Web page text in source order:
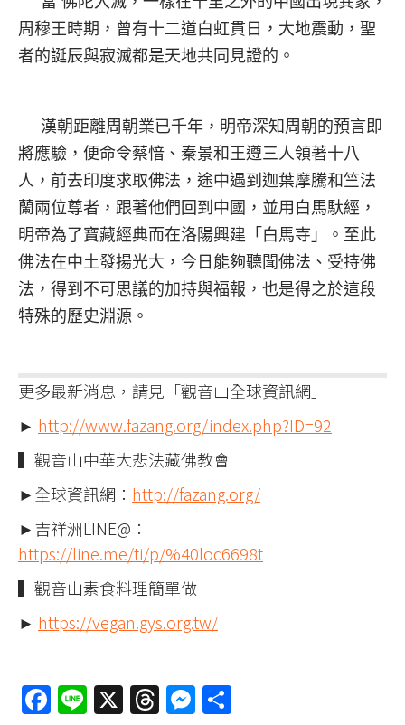
周穆王時期，曾有十二道白虹貫日，大地震動，聖
者的誕辰與寂滅都是天地共同見證的。
漢朝距離周朝業已千年，明帝深知周朝的預言即
將應驗，便命令蔡愔、秦景和王遵三人領著十八
人，前去印度求取佛法，途中遇到迦葉摩騰和竺法
蘭兩位尊者，跟著他們回到中國，並用白馬馱經，
明帝為了寶藏經典而在洛陽興建「白馬寺」。至此
佛法在中土發揚光大，今日能夠聽聞佛法、受持佛
法，得到不可思議的加持與福報，也是得之於這段
特殊的歷史淵源。
更多最新消息，請見「觀音山全球資訊網」
► http://www.fazang.org/index.php?ID=92
▍觀音山中華大悲法藏佛教會
►全球資訊網： http://fazang.org/
►吉祥洲LINE@：
https://line.me/ti/p/%40loc6698t
▍觀音山素食料理簡單做
► https://vegan.gys.org.tw/
Facebook
Line
X Threads
Messenger